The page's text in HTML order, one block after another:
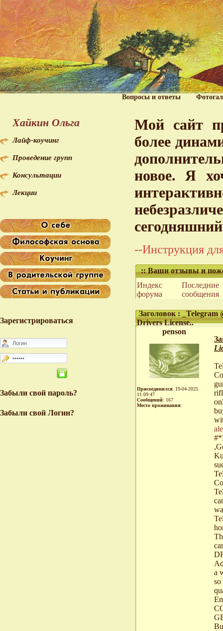
Вопросы и ответы
Хайкин Ольга
Лайф-коучинг
Проведение групп
Консультации
Лекции
Зарегистрироваться
Забыли свой пароль?
Забыли свой Логин?
Мой сайт
более
новое. Я
--Инструкция
:: Ваши отзывы и
Индекс
форума
Последние
сообщения
Заголовок : _Telegram
Drivers License..
penson
Присоединился: 19-04-2025
11:09:47
Сообщений: 167
Место проживания:
a
so